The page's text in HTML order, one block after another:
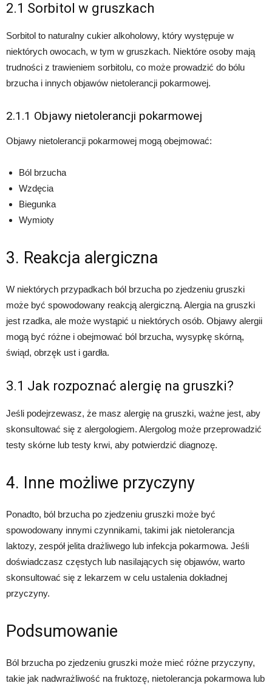
2.1 Sorbitol w gruszkach
Sorbitol to naturalny cukier alkoholowy, który występuje w
niektórych owocach, w tym w gruszkach. Niektóre osoby mają
trudności z trawieniem sorbitolu, co może prowadzić do bólu
brzucha i innych objawów nietolerancji pokarmowej.
2.1.1 Objawy nietolerancji pokarmowej
Objawy nietolerancji pokarmowej mogą obejmować:
Ból brzucha
Wzdęcia
Biegunka
Wymioty
3. Reakcja alergiczna
W niektórych przypadkach ból brzucha po zjedzeniu gruszki
może być spowodowany reakcją alergiczną. Alergia na gruszki
jest rzadka, ale może wystąpić u niektórych osób. Objawy alergii
mogą być różne i obejmować ból brzucha, wysypkę skórną,
świąd, obrzęk ust i gardła.
3.1 Jak rozpoznać alergię na gruszki?
Jeśli podejrzewasz, że masz alergię na gruszki, ważne jest, aby
skonsultować się z alergologiem. Alergolog może przeprowadzić
testy skórne lub testy krwi, aby potwierdzić diagnozę.
4. Inne możliwe przyczyny
Ponadto, ból brzucha po zjedzeniu gruszki może być
spowodowany innymi czynnikami, takimi jak nietolerancja
laktozy, zespół jelita drażliwego lub infekcja pokarmowa. Jeśli
doświadczasz częstych lub nasilających się objawów, warto
skonsultować się z lekarzem w celu ustalenia dokładnej
przyczyny.
Podsumowanie
Ból brzucha po zjedzeniu gruszki może mieć różne przyczyny,
takie jak nadwrażliwość na fruktozę, nietolerancja pokarmowa lub